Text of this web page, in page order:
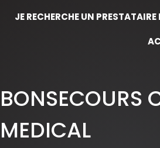
JE RECHERCHE UN PRESTATAIRE
BONSECOURS
MEDICAL